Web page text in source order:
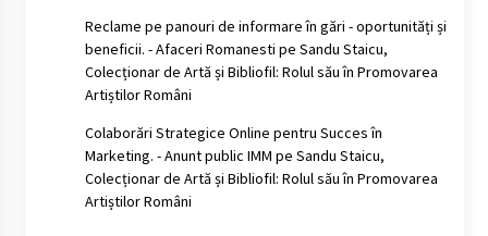
Reclame pe panouri de informare în gări - oportunități și
beneficii. - Afaceri Romanesti pe Sandu Staicu,
Colecționar de Artă și Bibliofil: Rolul său în Promovarea
Artiștilor Români
Colaborări Strategice Online pentru Succes în
Marketing. - Anunt public IMM pe Sandu Staicu,
Colecționar de Artă și Bibliofil: Rolul său în Promovarea
Artiștilor Români